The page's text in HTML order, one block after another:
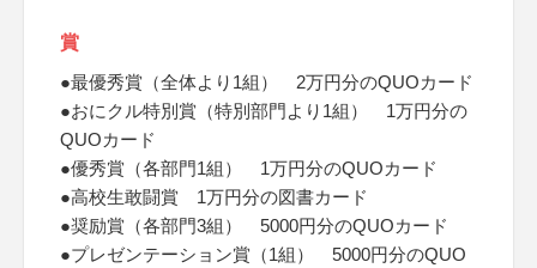
賞
●最優秀賞（全体より1組） 2万円分のQUOカード
●おにクル特別賞（特別部門より1組） 1万円分の
QUOカード
●優秀賞（各部門1組） 1万円分のQUOカード
●高校生敢闘賞 1万円分の図書カード
●奨励賞（各部門3組） 5000円分のQUOカード
●プレゼンテーション賞（1組） 5000円分のQUO